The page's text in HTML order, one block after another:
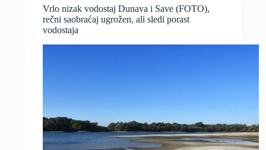
odbrane
od
poplava
Vrlo nizak vodostaj Dunava i Save (FOTO),
rečni saobraćaj ugrožen, ali sledi porast
vodostaja